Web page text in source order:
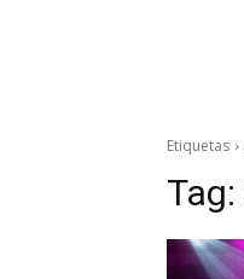
Etiquetas
Tag: